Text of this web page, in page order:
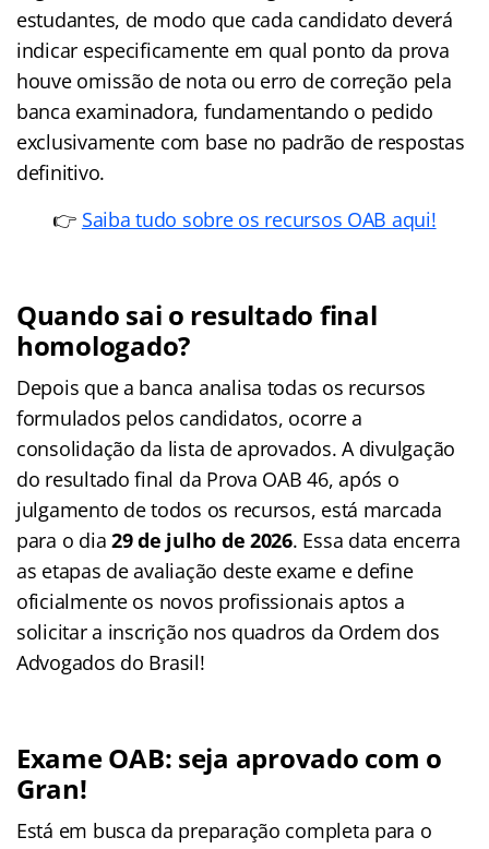
estudantes, de modo que cada candidato deverá
indicar especificamente em qual ponto da prova
houve omissão de nota ou erro de correção pela
banca examinadora, fundamentando o pedido
exclusivamente com base no padrão de respostas
definitivo.
👉 Saiba tudo sobre os recursos OAB aqui!
Quando sai o resultado final
homologado?
Depois que a banca analisa todas os recursos
formulados pelos candidatos, ocorre a
consolidação da lista de aprovados. A divulgação
do resultado final da Prova OAB 46, após o
julgamento de todos os recursos, está marcada
para o dia29 de julho de 2026. Essa data encerra
as etapas de avaliação deste exame e define
oficialmente os novos profissionais aptos a
solicitar a inscrição nos quadros da Ordem dos
Advogados do Brasil!
Exame OAB: seja aprovado com o
Gran!
Está em busca da preparação completa para o